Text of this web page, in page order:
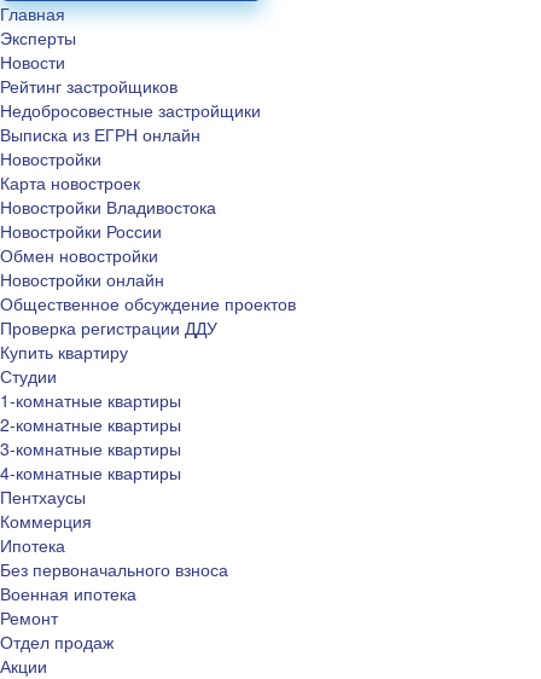
Главная
Эксперты
Новости
Рейтинг застройщиков
Недобросовестные застройщики
Выписка из ЕГРН онлайн
Новостройки
Карта новостроек
Новостройки Владивостока
Новостройки России
Обмен новостройки
Новостройки онлайн
Общественное обсуждение проектов
Проверка регистрации ДДУ
Купить квартиру
Студии
1-комнатные квартиры
2-комнатные квартиры
3-комнатные квартиры
4-комнатные квартиры
Пентхаусы
Коммерция
Ипотека
Без первоначального взноса
Военная ипотека
Ремонт
Отдел продаж
Акции